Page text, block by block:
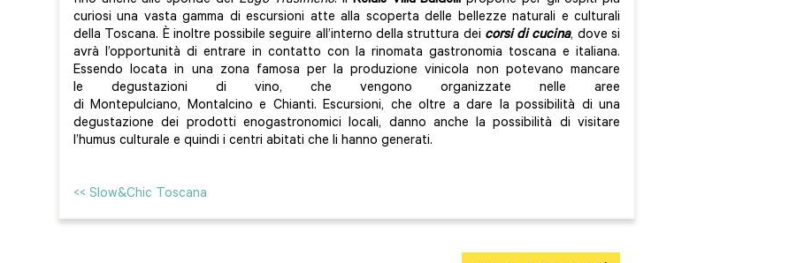
curiosi una vasta gamma di escursioni atte alla scoperta delle bellezze naturali e culturali
della Toscana. È inoltre possibile seguire all’interno della struttura dei corsi di cucina, dove si
avrà l’opportunità di entrare in contatto con la rinomata gastronomia toscana e italiana.
Essendo locata in una zona famosa per la produzione vinicola non potevano mancare
le degustazioni di vino, che vengono organizzate nelle aree
di Montepulciano, Montalcino e Chianti. Escursioni, che oltre a dare la possibilità di una
degustazione dei prodotti enogastronomici locali, danno anche la possibilità di visitare
l’humus culturale e quindi i centri abitati che li hanno generati.
<< Slow&Chic Toscana